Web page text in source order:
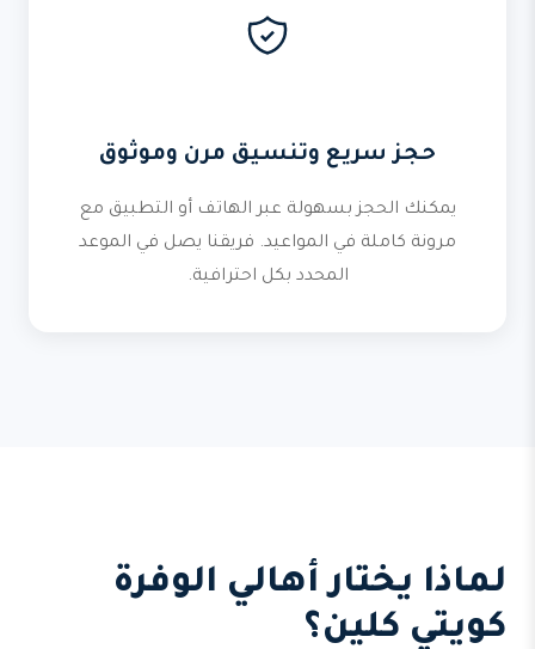
حجز سريع وتنسيق مرن وموثوق
يمكنك الحجز بسهولة عبر الهاتف أو التطبيق مع
مرونة كاملة في المواعيد. فريقنا يصل في الموعد
المحدد بكل احترافية.
لماذا يختار أهالي الوفرة
كويتي كلين؟